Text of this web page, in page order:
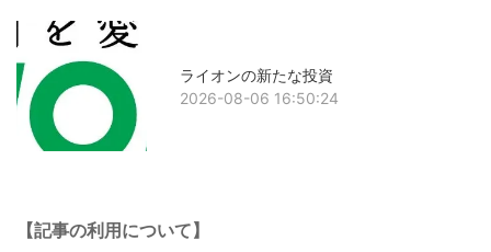
ライオンの新たな投資
2026-08-06 16:50:24
【記事の利用について】